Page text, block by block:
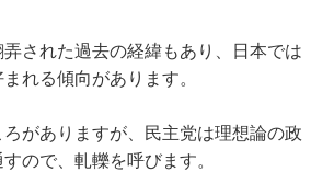
された過去の経緯もあり、日本では
れる傾向があります。
がありますが、民主党は理想論の政
ので、軋轢を呼びます。